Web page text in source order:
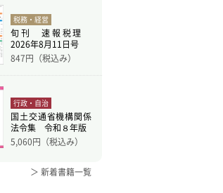
税務・経営
旬刊 速報税理
2026年8月11日号
847円（税込み）
行政・自治
国土交通省機構関係
法令集 令和８年版
5,060円（税込み）
＞ 新着書籍一覧